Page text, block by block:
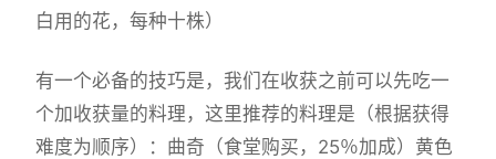
白用的花，每种十株）
有一个必备的技巧是，我们在收获之前可以先吃一
个加收获量的料理，这里推荐的料理是（根据获得
难度为顺序）：曲奇（食堂购买，25％加成）黄色